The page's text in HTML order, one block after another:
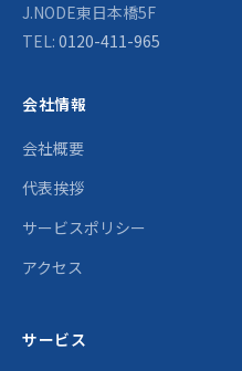
J.NODE東日本橋5F
TEL: 0120-411-965
会社情報
会社概要
代表挨拶
サービスポリシー
アクセス
サービス